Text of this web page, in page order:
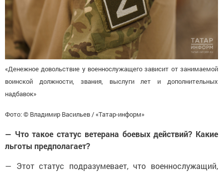
«Денежное довольствие у военнослужащего зависит от занимаемой
воинской должности, звания, выслуги лет и дополнительных
надбавок»
Фото: © Владимир Васильев / «Татар-информ»
— Что такое статус ветерана боевых действий? Какие
льготы предполагает?
— Этот статус подразумевает, что военнослужащий,